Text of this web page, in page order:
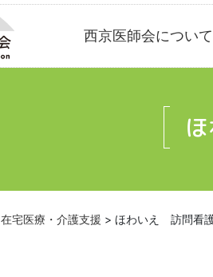
西京医師会について
在宅医療・介護支援 > ほわいえ 訪問看